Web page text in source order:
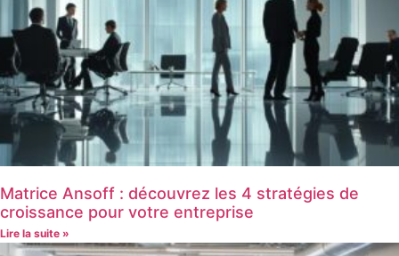
Matrice Ansoff : découvrez les 4 stratégies de
croissance pour votre entreprise
Lire la suite »